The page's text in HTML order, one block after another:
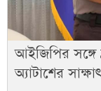
আইজিপির সঙ্গে
অ্যাটাশের সাক্ষাৎ